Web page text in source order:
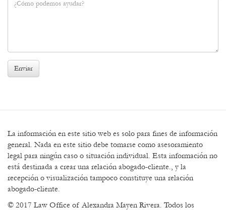
Mensaje
Enviar
La información en este sitio web es solo para fines de información
general. Nada en este sitio debe tomarse como asesoramiento
legal para ningún caso o situación individual. Esta información no
está destinada a crear una relación abogado-cliente., y la
recepción o visualización tampoco constituye una relación
abogado-cliente.
© 2017 Law Office of Alexandra Mayen Rivera. Todos los